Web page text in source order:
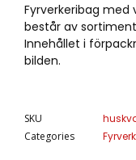
Fyrverkeribag med
består av
Innehållet i
bilden.
SKU
Categories